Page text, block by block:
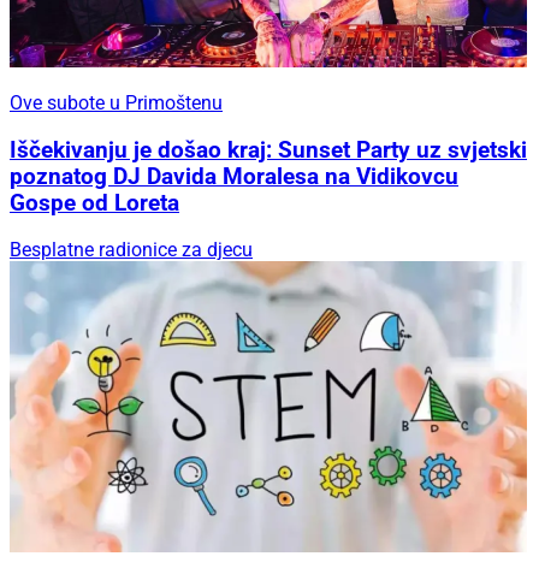
Ove subote u Primoštenu
Iščekivanju je došao kraj: Sunset Party uz svjetski
poznatog DJ Davida Moralesa na Vidikovcu
Gospe od Loreta
Besplatne radionice za djecu